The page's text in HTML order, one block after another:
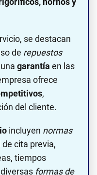
se destacan
de repuestos
garantía en las
ofrece
,
del cliente.
incluyen normas
cita previa,
tiempos
formas de